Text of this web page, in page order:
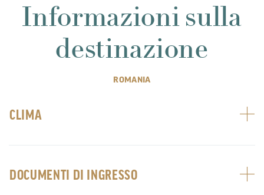
Informazioni sulla
destinazione
ROMANIA
CLIMA
DOCUMENTI DI INGRESSO